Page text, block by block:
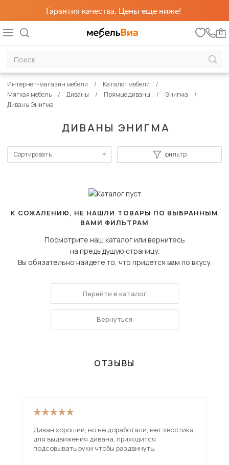
Гарантия качества. Цены еще ниже!
0
ДИВАНЫ ЭНИГМА
Интернет-магазин мебели
Каталог мебели
Мягкая мебель
Диваны Прямые диваны
Энигма
Диваны Энигма
Сортировать
Сначала дешевые
фильтр
К СОЖАЛЕНИЮ, НЕ НАШЛИ ТОВАРЫ ПО ВЫБРАННЫМ
ВАМИ ФИЛЬТРАМ
Посмотрите наш каталог или вернитесь
на предыдущую страницу.
Вы обязательно найдете то, что придется вам по вкусу.
Перейти в каталог
Вернуться
ОТЗЫВЫ
Диван хороший, но не доработали, нет хвостика
для выдвижения дивана, приходится
подсовывать руки чтобы раздвинуть.